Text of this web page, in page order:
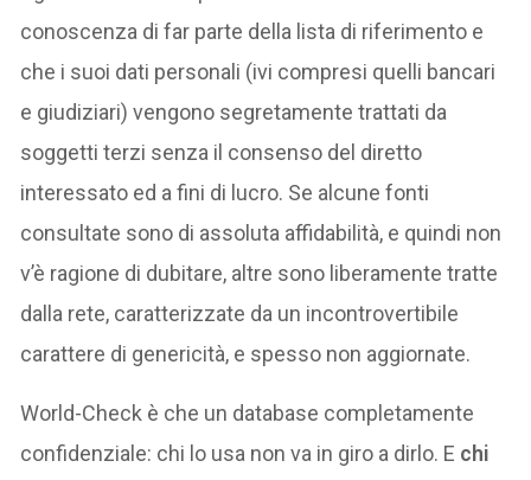
conoscenza di far parte della lista di riferimento e
che i suoi dati personali (ivi compresi quelli bancari
e giudiziari) vengono segretamente trattati da
soggetti terzi senza il consenso del diretto
interessato ed a fini di lucro. Se alcune fonti
consultate sono di assoluta affidabilità, e quindi non
v’è ragione di dubitare, altre sono liberamente tratte
dalla rete, caratterizzate da un incontrovertibile
carattere di genericità, e spesso non aggiornate.
World-Check è che un database completamente
confidenziale: chi lo usa non va in giro a dirlo. E chi